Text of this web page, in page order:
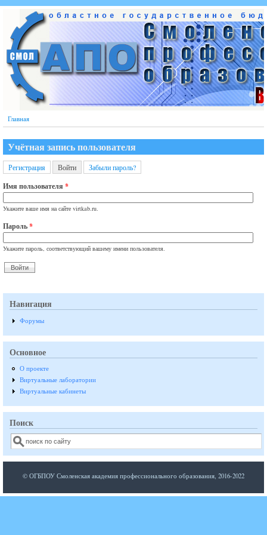
Перейти к основному содержанию
Главная
Учётная запись пользователя
Главные вкладки
Регистрация Войти (активная вкладка)
Забыли пароль?
Имя пользователя *
Укажите ваше имя на сайте virtkab.ru.
Пароль*
Укажите пароль, соответствующий вашему имени пользователя.
Навигация
Форумы
Основное
О проекте
Виртуальные лаборатории
Виртуальные кабинеты
Поиск
Поиск
© ОГБПОУ Смоленская академия профессионального образования, 2016-2022